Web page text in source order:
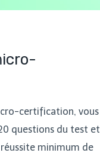
certification, vous
questions du test et
minimum de